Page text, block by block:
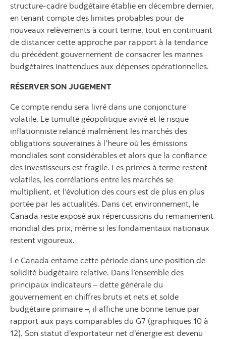
structure-cadre budgétaire établie en décembre dernier,
en tenant compte des limites probables pour de
nouveaux relèvements à court terme, tout en continuant
de distancer cette approche par rapport à la tendance
du précédent gouvernement de consacrer les mannes
budgétaires inattendues aux dépenses opérationnelles.
RÉSERVER SON JUGEMENT
Ce compte rendu sera livré dans une conjoncture
volatile. Le tumulte géopolitique avivé et le risque
inflationniste relancé malmènent les marchés des
obligations souveraines à l’heure où les émissions
mondiales sont considérables et alors que la confiance
des investisseurs est fragile. Les primes à terme restent
volatiles, les corrélations entre les marchés se
multiplient, et l’évolution des cours est de plus en plus
portée par les actualités. Dans cet environnement, le
Canada reste exposé aux répercussions du remaniement
mondial des prix, même si les fondamentaux nationaux
restent vigoureux.
Le Canada entame cette période dans une position de
solidité budgétaire relative. Dans l’ensemble des
principaux indicateurs – dette générale du
gouvernement en chiffres bruts et nets et solde
budgétaire primaire –, il affiche une bonne tenue par
rapport aux pays comparables du G7 (graphiques 10 à
12). Son statut d’exportateur net d’énergie est devenu